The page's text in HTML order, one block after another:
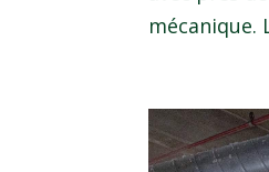
mécanique.